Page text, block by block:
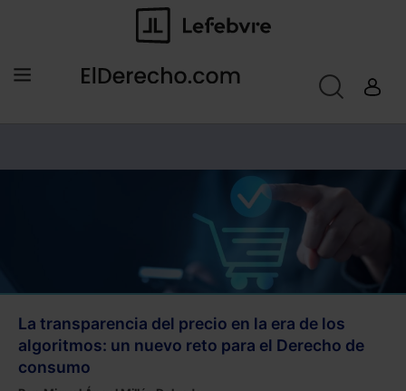
La transparencia del precio en la era de los
algoritmos: un nuevo reto para el Derecho de
consumo